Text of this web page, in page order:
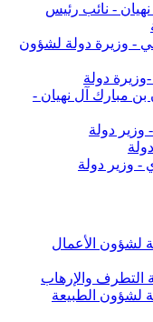
- نائب رئيس
- وزيرة دولة لشؤون
دولة
مبارك آل نهيان -
وزير دولة
- وزير دولة
لشؤون الأعمال
التطرف والإرهاب
لشؤون الطبيعة